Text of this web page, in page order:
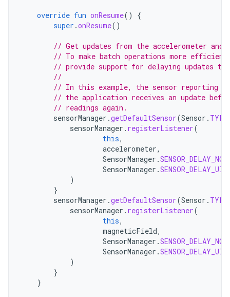
override fun onResume()
{
super .onResume()
// Get updates from the accelerometer and
// To make batch operations more efficient
// provide support for delaying updates
//
// In this example, the sensor reporting
// the application receives an update
// readings again.
sensorManager .getDefaultSensor(Sensor .
sensorManager . registerListener(
this,
accelerometer,
SensorManager .
SensorManager .SENSOR_DELAY_UI
)
}
sensorManager .getDefaultSensor(Sensor .
sensorManager . registerListener(
this,
magneticField,
SensorManager .
SensorManager .SENSOR_DELAY_UI
)
}
}